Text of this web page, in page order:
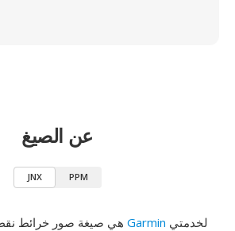
عن الصيغ
JNX PPM
Garmin